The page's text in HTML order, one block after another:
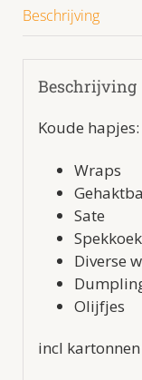
v
√
incl
in
belgie
bezorgd
aantal
Beschrijving
Beschrijving
Koude hapjes:
Wraps
Sate
Spekkoek
Diverse
Olijfjes
incl